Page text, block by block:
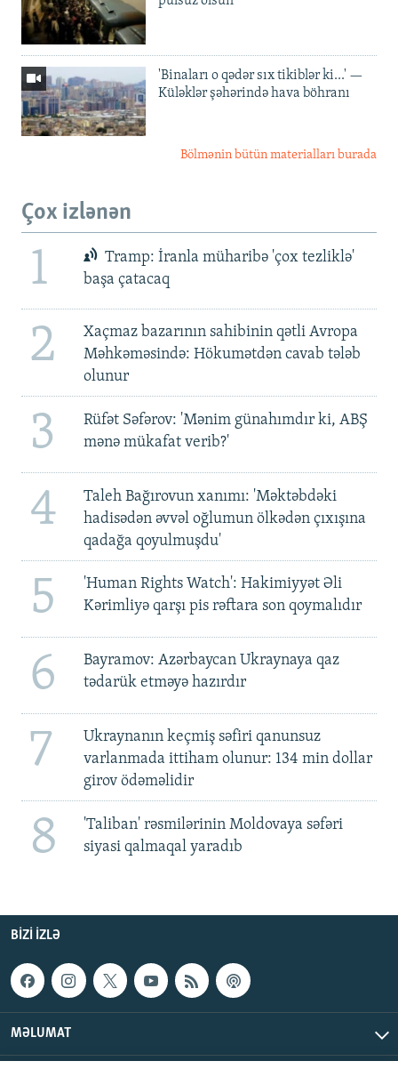
'Binaları o qədər sıx tikiblər ki...' —
Küləklər şəhərində hava böhranı
Bölmənin bütün materialları burada
Çox izlənən
1
Tramp: İranla müharibə 'çox tezliklə'
başa çatacaq
2
Xaçmaz bazarının sahibinin qətli Avropa
Məhkəməsində: Hökumətdən cavab tələb
olunur
3
Rüfət Səfərov: 'Mənim günahımdır ki, ABŞ
mənə mükafat verib?'
4
Taleh Bağırovun xanımı: 'Məktəbdəki
hadisədən əvvəl oğlumun ölkədən çıxışına
qadağa qoyulmuşdu'
5
'Human Rights Watch': Hakimiyyət Əli
Kərimliyə qarşı pis rəftara son qoymalıdır
6
Bayramov: Azərbaycan Ukraynaya qaz
tədarük etməyə hazırdır
7
Ukraynanın keçmiş səfiri qanunsuz
varlanmada ittiham olunur: 134 min dollar
girov ödəməlidir
8
'Taliban' rəsmilərinin Moldovaya səfəri
siyasi qalmaqal yaradıb
BIZI IZLƏ
MƏLUMAT